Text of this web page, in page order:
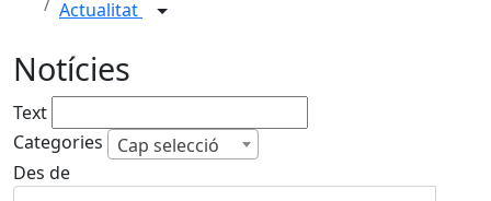
Actualitat
Notícies
Text
Categories
Cap selecció
Des de